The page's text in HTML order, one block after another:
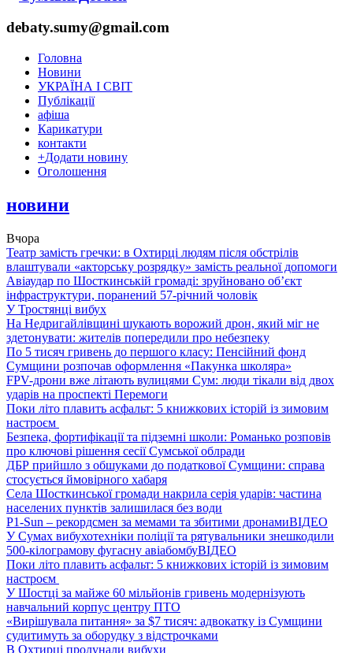
debaty.sumy@gmail.com
Головна
Новини
УКРАЇНА І СВІТ
Публікації
афіша
Карикатури
контакти
+Додати новину
Оголошення
новини
Вчора
Театр замість гречки: в Охтирці людям після обстрілів
влаштували «акторську розрядку» замість реальної допомоги
Авіаудар по Шосткинській громаді: зруйновано об’єкт
інфраструктури, поранений 57-річний чоловік
У Тростянці вибух
На Недригайлівщині шукають ворожий дрон, який міг не
здетонувати: жителів попередили про небезпеку
По 5 тисяч гривень до першого класу: Пенсійний фонд
Сумщини розпочав оформлення «Пакунка школяра»
FPV-дрони вже літають вулицями Сум: люди тікали від двох
ударів на проспекті Перемоги
Поки літо плавить асфальт: 5 книжкових історій із зимовим
настроєм
Безпека, фортифікації та підземні школи: Романько розповів
про ключові рішення сесії Сумської облради
ДБР прийшло з обшуками до податкової Сумщини: справа
стосується ймовірного хабаря
Села Шосткинської громади накрила серія ударів: частина
населених пунктів залишилася без води
P1-Sun – рекордсмен за мемами та збитими дронамиВІДЕО
У Сумах вибухотехніки поліції та рятувальники знешкодили
500-кілограмову фугасну авіабомбуВІДЕО
Поки літо плавить асфальт: 5 книжкових історій із зимовим
настроєм
У Шостці за майже 60 мільйонів гривень модернізують
навчальний корпус центру ПТО
«Вирішувала питання» за $7 тисяч: адвокатку із Сумщини
судитимуть за оборудку з відстрочками
В Охтирці пролунали вибухи